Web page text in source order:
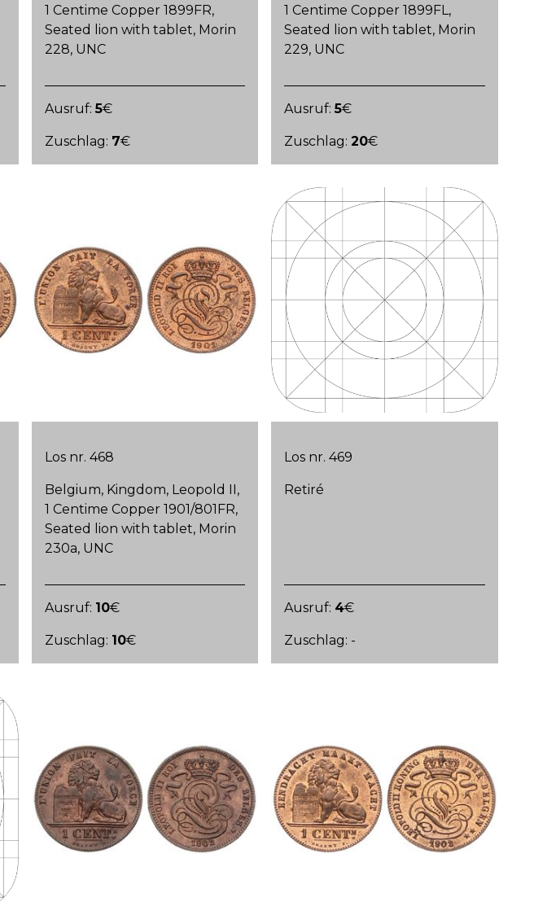
1 Centime Copper 1899FR,
Seated lion with tablet, Morin
228, UNC
Ausruf: 5€
Zuschlag: 7€
1 Centime Copper 1899FL,
Seated lion with tablet, Morin
229, UNC
Ausruf:5€
Zuschlag:20€
Los nr. 468
Belgium, Kingdom, Leopold II,
1 Centime Copper 1901/801FR,
Seated lion with tablet, Morin
230a, UNC
Ausruf: 10€
Zuschlag: 10€
Los nr. 469
Retiré
Ausruf: 4€
Zuschlag: -